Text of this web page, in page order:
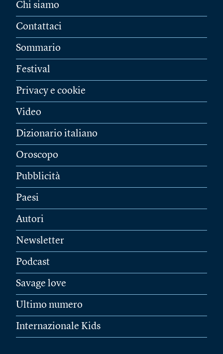
Chi siamo
Contattaci
Sommario
Festival
Privacy e cookie
Video
Dizionario italiano
Oroscopo
Pubblicità
Paesi
Autori
Newsletter
Podcast
Savage love
Ultimo numero
Internazionale Kids